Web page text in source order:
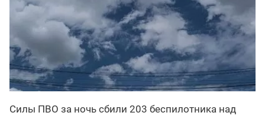
Силы ПВО за ночь сбили 203 беспилотника над